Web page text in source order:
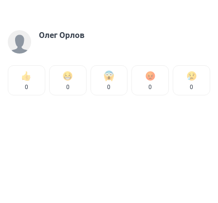
Олег Орлов
0 0 0 0 0